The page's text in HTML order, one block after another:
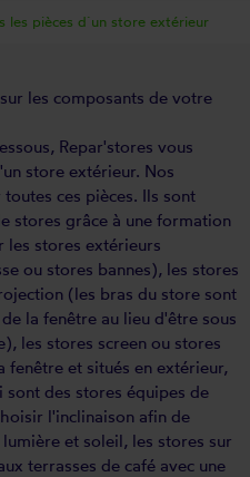
les composants de votre
Repar'stores vous
store extérieur. Nos
ces pièces. Ils sont
stores grâce à une formation
les stores extérieurs
ou stores bannes), les stores
(les bras du store sont
la fenêtre au lieu d'être sous
les stores screen ou stores
fenêtre et situés en extérieur,
des stores équipes de
l'inclinaison afin de
et soleil, les stores sur
terrasses de café avec une
les pièces d´un store extérieur